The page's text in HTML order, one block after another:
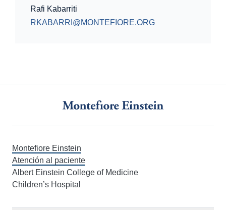
Rafi Kabarriti
RKABARRI@MONTEFIORE.ORG
Montefiore Einstein
Atención al paciente
Albert Einstein College of Medicine
Children’s Hospital